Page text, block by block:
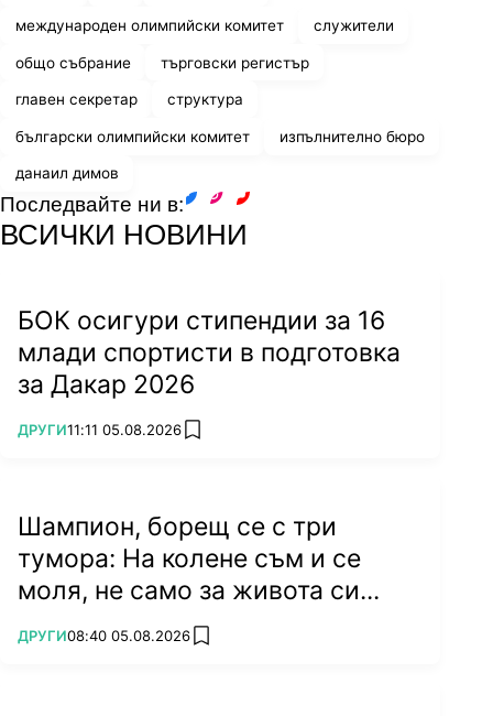
международен олимпийски комитет служители
общо събрание търговски регистър
главен секретар структура
български олимпийски комитет изпълнително бюро
данаил димов
Последвайте ни в:
ВСИЧКИ НОВИНИ
БОК осигури стипендии за 16
млади спортисти в подготовка
за Дакар 2026
ПОВЕЧЕ ОТ
ДРУГИ11:11 05.08.2026 add favorites
Шампион, борещ се с три
тумора: На колене съм и се
моля, не само за живота си...
ПОВЕЧЕ ОТ
ДРУГИ08:40 05.08.2026 add favorites